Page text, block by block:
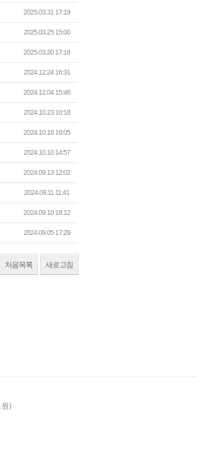
2025.03.31 17:19
2025.03.25 15:00
2025.03.20 17:16
2024.12.24 16:31
2024.12.04 15:46
2024.10.23 10:18
2024.10.18 16:05
2024.10.10 14:57
2024.09.13 12:02
2024.09.11 11:41
2024.09.10 18:12
2024.09.05 17:29
처음목록 새로고침
)